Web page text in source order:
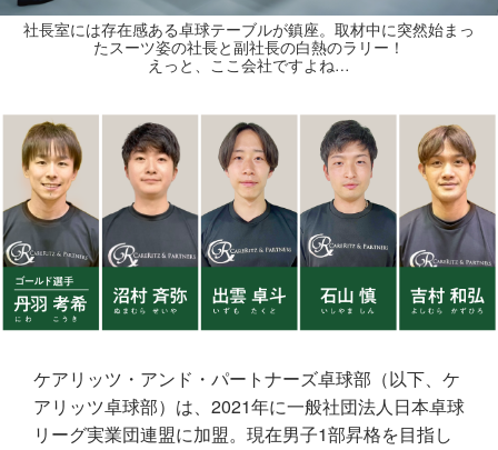
社長室には存在感ある卓球テーブルが鎮座。取材中に突然始まっ
たスーツ姿の社長と副社長の白熱のラリー！
えっと、ここ会社ですよね…
ケアリッツ・アンド・パートナーズ卓球部（以下、ケ
アリッツ卓球部）は、2021年に一般社団法人日本卓球
リーグ実業団連盟に加盟。現在男子1部昇格を目指し